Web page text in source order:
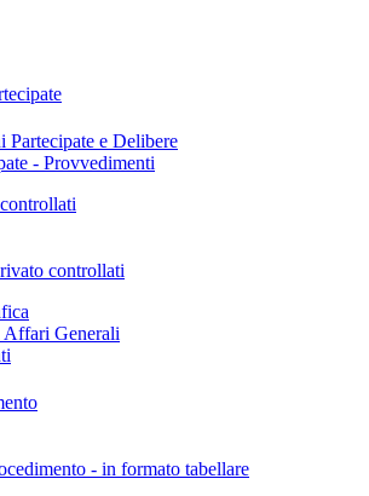
Partecipate e Delibere
- Provvedimenti
controllati
Affari Generali
- in formato tabellare